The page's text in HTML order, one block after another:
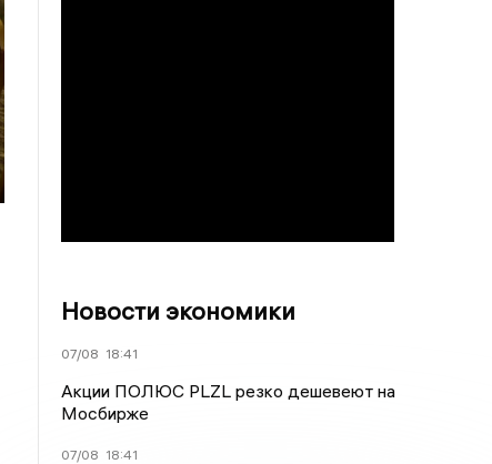
Новости экономики
07/08 18:41
Акции ПОЛЮС PLZL резко дешевеют на
Мосбирже
07/08 18:41